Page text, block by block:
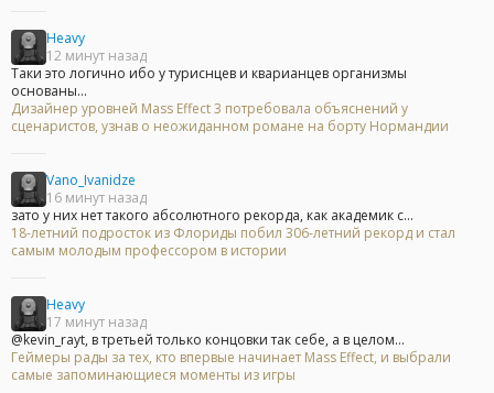
Heavy
12 минут назад
Таки это логично ибо у туриснцев и кварианцев организмы
основаны...
Дизайнер уровней Mass Effect 3 потребовала объяснений у
сценаристов, узнав о неожиданном романе на борту Нормандии
Vano_Ivanidze
16 минут назад
зато у них нет такого абсолютного рекорда, как академик с...
18-летний подросток из Флориды побил 306-летний рекорд и стал
самым молодым профессором в истории
Heavy
17 минут назад
@kevin_rayt, в третьей только концовки так себе, а в целом...
Геймеры рады за тех, кто впервые начинает Mass Effect, и выбрали
самые запоминающиеся моменты из игры